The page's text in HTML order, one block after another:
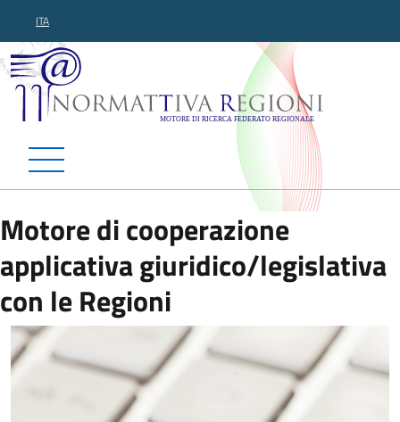
ITA
Normattiva Regioni -
Motore di cooperazione
applicativa giuridico/legislativa
con le Regioni